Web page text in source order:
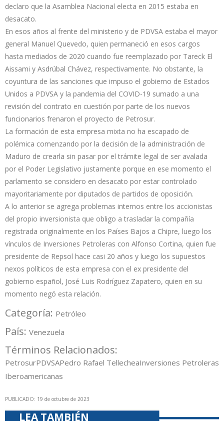
declaro que la Asamblea Nacional electa en 2015 estaba en
desacato.
En esos años al frente del ministerio y de PDVSA estaba el mayor
general Manuel Quevedo, quien permaneció en esos cargos
hasta mediados de 2020 cuando fue reemplazado por Tareck El
Aissami y Asdrúbal Chávez, respectivamente. No obstante, la
coyuntura de las sanciones que impuso el gobierno de Estados
Unidos a PDVSA y la pandemia del COVID-19 sumado a una
revisión del contrato en cuestión por parte de los nuevos
funcionarios frenaron el proyecto de Petrosur.
La formación de esta empresa mixta no ha escapado de
polémica comenzando por la decisión de la administración de
Maduro de crearla sin pasar por el trámite legal de ser avalada
por el Poder Legislativo justamente porque en ese momento el
parlamento se considero en desacato por estar controlado
mayoritariamente por diputados de partidos de oposición.
A lo anterior se agrega problemas internos entre los accionistas
del propio inversionista que obligo a trasladar la compañía
registrada originalmente en los Países Bajos a Chipre, luego los
vínculos de Inversiones Petroleras con Alfonso Cortina, quien fue
presidente de Repsol hace casi 20 años y luego los supuestos
nexos políticos de esta empresa con el ex presidente del
gobierno español, José Luis Rodríguez Zapatero, quien en su
momento negó esta relación.
Categoría: Petróleo
País: Venezuela
Términos Relacionados:
PetrosurPDVSAPedro Rafael TellecheaInversiones Petroleras
Iberoamericanas
PUBLICADO: 19 de octubre de 2023
LEA TAMBIÉN